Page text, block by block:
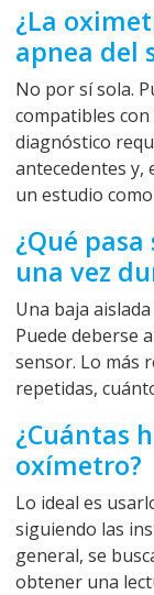
¿La
apnea del
No por sí sola.
compatibles
diagnóstico
antecedentes y,
un estudio
¿Qué
una vez
Una baja
Puede deberse
sensor. Lo más
repetidas,
¿Cuántas
oxímetro?
Lo ideal es
siguiendo las
general, se
obtener una